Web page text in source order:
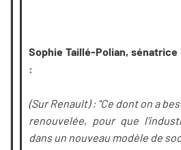
Sophie Taillé-Polian, sénatrice
:
(Sur Renault) : "Ce dont on a
renouvelée, pour que
dans un nouveau modèle de